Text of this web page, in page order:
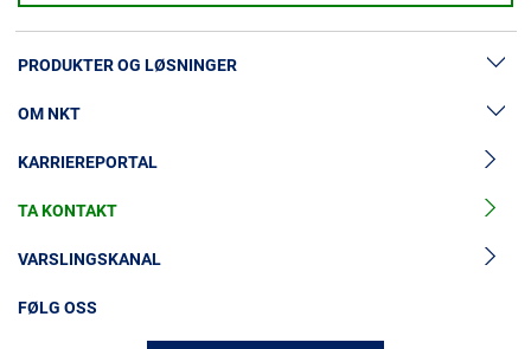
PRODUKTER OG LØSNINGER
Lavspenningskabler
Mellomspenningskabler
Mellomspenningskabeltilbehør
Høyspenningskabelløsninger
OM NKT
Nyheter og presse
Vår historie
Investorer
Bærekraft
KARRIEREPORTAL
TA KONTAKT
VARSLINGSKANAL
FØLG OSS